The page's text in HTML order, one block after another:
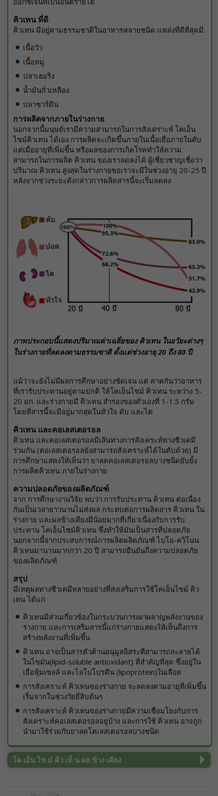
คิวเทน ที่ดี
คิวเทน มีอยู่ตามธรรมชาติในอาหารหลายชนิด แหล่งที่ดีที่สุดมี:
เนื้อวัว
เนื้อหมู
ปลาเฮอริง
น้ำมันถั่วเหลือง
ปลาซาร์ดีน
การผลิตจากภายในร่างกาย
นอกจากนี้มนุษย์เรามีความสามารถในการสังเคราะห์ โคเอ็น
ไซม์คิวเทน ได้เอง การผลิตจะเกิดขึ้นภายในเนื้อเยื่อภายในตับ
แต่เมื่ออายุที่เพิ่มขึ้น หรือผลของการเกิดโรคทำให้ความ
สามารถในการผลิต คิวเทน ของเราลดลงได้ ผู้เชี่ยวชาญเชื่อว่า
ปริมาณ คิวเทน สูงสุดในร่างกายขอเราจะมีในช่วงอายุ 20-25 ปี
หลังจากช่วงระยะดังกล่าวการผลิตสารนี้จะเริ่มลดลง
ภาพประกอบนี้แสดงปริมาณค่าเฉลี่ยของ คิวเทน ในอวัยะต่างๆ
ในร่างกายที่ลดลงตามธรรมชาติ ตั้งแต่ช่วงอายุ 20 ถึง 80 ปี
แม้ว่าจะยังไม่มีผลการศึกษาอย่างชัดเจน แต่ คาดกันว่าอาหาร
ที่เรารับประทานอยู่ตามปกติ ให้โคเอ็นไซม์ คิวเทน ระหว่าง 5-
20 มก. และร่างกายมี คิวเทน สำรองของตัวเองที่ 1-1.5 กรัม
โดยที่สารนี้จะมีอยู่มากสุดในหัวใจ ตับ และไต
คิวเทน และคอเลสเตอรอล
คิวเทน และคอเลสเตอรอลมีเส้นทางการสังเคระห์ทางชีวเคมี
ร่วมกัน (คอเลสเตอรอลยังสามารถสังเคราะห์ได้ในตับด้วย) มี
การศึกษาแสดงให้เห็นว่า ยาลดคอเลสเตอรอลบางชนิดยับยั้ง
การผลิตคิวเทน ภายในร่างกาย
ความปลอดภัยของผลิตภัณฑ์
จาก การศึกษางานวิจัย พบว่า การรับประทาน คิวเทน ต่อเนื่อง
กันเป็นเวลายาวนานไม่ส่งผล กระทบต่อการผลิตสาร คิวเทน ใน
ร่างกาย และผลข้างเคียงมีน้อยมากที่เกี่ยวเนื่องกับการรับ
ประทาน โคเอ็นไซม์คิวเทน ซึ่งทำให้มันเป็นสารที่ปลอดภัย
นอกจากนี้จากประสบการณ์การผลิตผลิตภัณฑ์ ไบโอ-ควิโนน
คิวเทนมานานมากกว่า 20 ปี สามารถยืนยันถึงความปลอดภัย
ของผลิตภัณฑ์
สรุป
มีเหตุผลทางชีวเคมีหลายอย่างที่ส่งเสริมการใช้โคเอ็นไซม์ คิว
เทน ได้แก่ :
คิวเทนมีส่วนเกี่ยวข้องในกระบวนการเผาผลาญพลังงานของ
ร่างกาย และการเสริมสารนี้แก่ร่างกายแสดงให้เห็นถึงการ
สร้างพลังงานที่เพิ่มขึ้น
คิวเทน อาจเป็นสารตัวต้านอนุมูลอิสระที่สามารถละลายได้
ในไขมัน(lipid-soluble antioxidant) ที่สำคัญที่สุด ซึ่งอยู่ใน
เยื่อหุ้มเซลล์ และไลโปโปรตีน (lipoprotein)ในเลือด
การสังเคราะห์ คิวเทนของร่างกาย จะลดลงตามอายุที่เพิ่มขึ้น
เริ่มจากในช่วงวัยยี่สิบต้นๆ
การสังเคราะห์ คิวเทนของร่างกายมีความเชื่อมโยงกับการ
สังเคราะห์คอเลสเตอรอลอยู่บ้าง และการใช้ คิวเทน อาจถูก
นำมาใช้ร่วมกับยาลดโคเลสเตอรอลบางชนิด
โค เอ็น ไซ ม์ คิว เท็ น ผล ข้าง เคียง